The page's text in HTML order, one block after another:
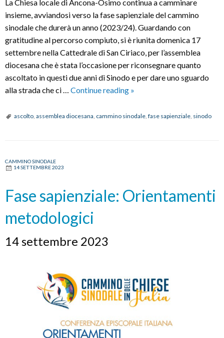
La Chiesa locale di Ancona-Osimo continua a camminare
insieme, avviandosi verso la fase sapienziale del cammino
sinodale che durerà un anno (2023/24). Guardando con
gratitudine al percorso compiuto, si è riunita domenica 17
settembre nella Cattedrale di San Ciriaco, per l’assemblea
diocesana che è stata l’occasione per riconsegnare quanto
ascoltato in questi due anni di Sinodo e per dare uno sguardo
alla strada che ci … Continue reading Assemblea
al
cammino
sinodale
»
ascolto assemblea diocesana cammino sinodale fase sapienziale sinodo
CAMMINO SINODALE
14 SETTEMBRE 2023
Fase sapienziale: Orientamenti
metodologici
14 settembre 2023